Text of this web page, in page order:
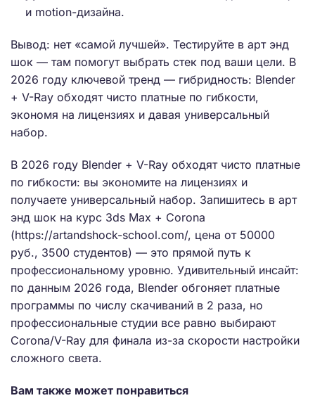
и motion-дизайна.
Вывод: нет «самой лучшей». Тестируйте в арт энд
шок — там помогут выбрать стек под ваши цели. В
2026 году ключевой тренд — гибридность: Blender
+ V-Ray обходят чисто платные по гибкости,
экономя на лицензиях и давая универсальный
набор.
В 2026 году Blender + V-Ray обходят чисто платные
по гибкости: вы экономите на лицензиях и
получаете универсальный набор. Запишитесь в арт
энд шок на курс 3ds Max + Corona
(https://artandshock-school.com/, цена от 50000
руб., 3500 студентов) — это прямой путь к
профессиональному уровню. Удивительный инсайт:
по данным 2026 года, Blender обгоняет платные
программы по числу скачиваний в 2 раза, но
профессиональные студии все равно выбирают
Corona/V-Ray для финала из-за скорости настройки
сложного света.
Вам также может понравиться